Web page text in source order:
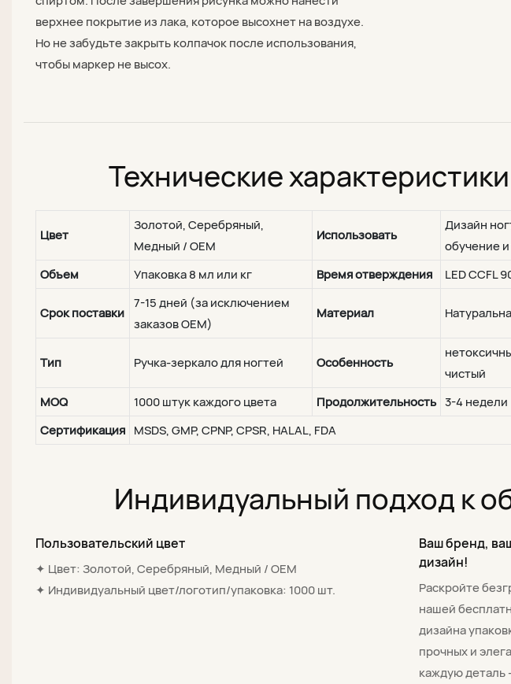
верхнее покрытие из лака, которое высохнет на воздухе.
Но не забудьте закрыть колпачок после использования,
чтобы маркер не высох.
Технические
Цвет
Золотой, Серебряный,
Медный / OEM
Использовать
Дизайн
обучение
Объем
Упаковка 8 мл или кг Время отверждения LED CCFL
Срок поставки
7-15 дней (за исключением
заказов OEM)
Материал
Тип Ручка-зеркало для ногтей Особенность
чистый
MOQ
1000 штук каждого цвета Продолжительность 3-4 недели
Сертификация MSDS, GMP, CPNP, CPSR, HALAL, FDA
Индивидуальный подход к
Пользовательский цвет
✦ Цвет: Золотой, Серебряный, Медный / OEM
✦ Индивидуальный цвет/логотип/упаковка: 1000 шт.
Ваш бренд,
дизайн!
Раскройте
нашей
дизайна
прочных и
каждую деталь